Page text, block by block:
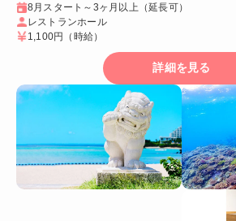
8月スタート～3ヶ月以上（延長可）
レストランホール
1,100円
（時給）
詳細を見る